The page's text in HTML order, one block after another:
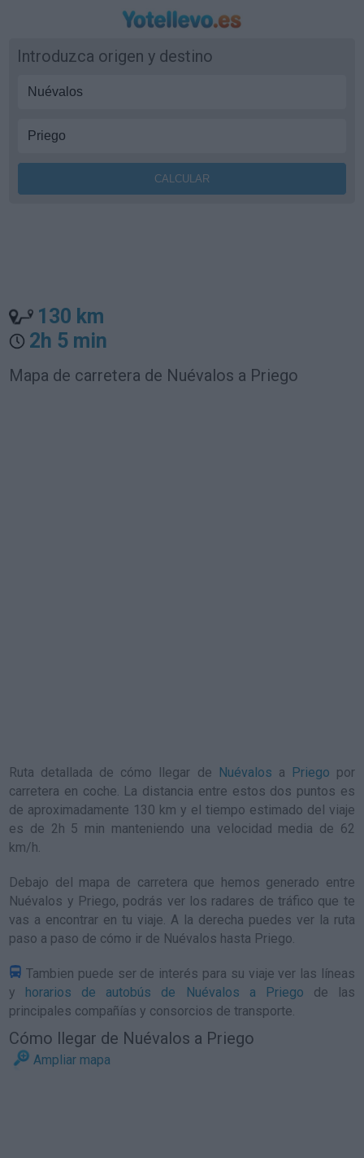
Introduzca origen y destino
130 km
2h 5 min
Mapa de carretera de Nuévalos a Priego
Ruta detallada de cómo llegar de Nuévalos a Priego por
carretera en coche. La distancia entre estos dos puntos es
de aproximadamente 130 km y el tiempo estimado del viaje
es de 2h 5 min manteniendo una velocidad media de 62
km/h.
Debajo del mapa de carretera que hemos generado entre
Nuévalos y Priego, podrás ver los radares de tráfico que te
vas a encontrar en tu viaje. A la derecha puedes ver la ruta
paso a paso de cómo ir de Nuévalos hasta Priego.
Tambien puede ser de interés para su viaje ver las líneas
y horarios de autobús de Nuévalos a Priego de las
principales compañías y consorcios de transporte.
Cómo llegar de Nuévalos a Priego
Ampliar mapa